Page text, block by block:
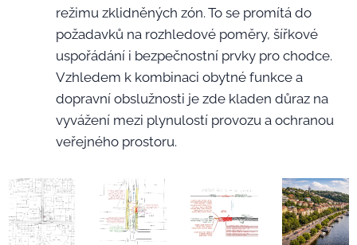
režimu zklidněných zón. To se promítá do
požadavků na rozhledové poměry, šířkové
uspořádání i bezpečnostní prvky pro chodce.
Vzhledem k kombinaci obytné funkce a
dopravní obslužnosti je zde kladen důraz na
vyvážení mezi plynulostí provozu a ochranou
veřejného prostoru.